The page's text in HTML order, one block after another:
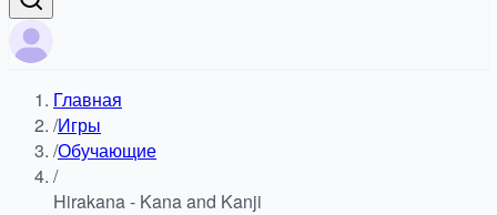
Главная
/Игры
/Обучающие
/
Hirakana - Kana and Kanji